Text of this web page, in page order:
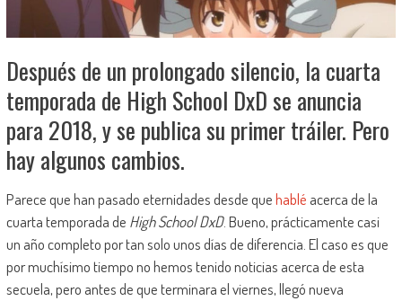
Después de un prolongado silencio, la cuarta
temporada de High School DxD se anuncia
para 2018, y se publica su primer tráiler. Pero
hay algunos cambios.
Parece que han pasado eternidades desde quehablé acerca de la
cuarta temporada de High School DxD. Bueno, prácticamente casi
un año completo por tan solo unos días de diferencia. El caso es que
por muchísimo tiempo no hemos tenido noticias acerca de esta
secuela, pero antes de que terminara el viernes, llegó nueva